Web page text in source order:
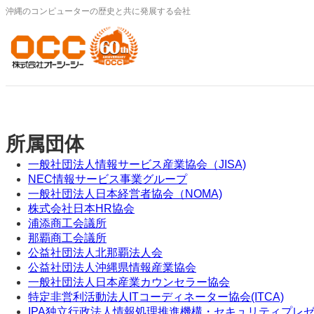
内
を
ス
キ
ッ
沖縄のコンピューターの歴史と共に発展する会社
所属団体
一般社団法人情報サービス産業協会（JISA)
NEC情報サービス事業グループ
一般社団法人日本経営者協会（NOMA)
株式会社日本HR協会
浦添商工会議所
那覇商工会議所
公益社団法人北那覇法人会
公益社団法人沖縄県情報産業協会
一般社団法人日本産業カウンセラー協会
特定非営利活動法人ITコーディネーター協会(ITCA)
IPA独立行政法人情報処理推進機構・セキュリティプレ